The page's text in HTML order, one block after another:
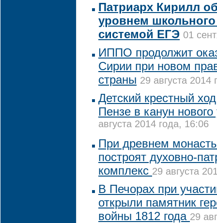
Патриарх Кирилл
уровнем
системой ЕГЭ 01
ИППО продолжит
Сирии при новом
страны 29 августа 2014
Детский крестный
Пензе в канун нового
августа 2014 года, 16:06
При древнем
построят духовно-
комплекс 29 августа
В Печорах при
открыли памятник
войны 1812 года 29